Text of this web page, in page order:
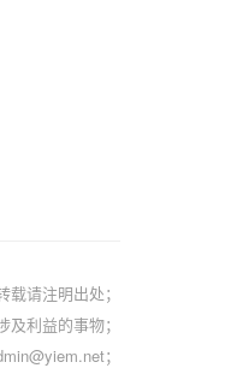
载请注明出处；
利益的事物；
；